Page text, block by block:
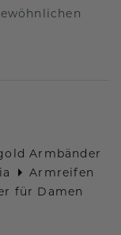
Armbänder
Armreifen
für Damen